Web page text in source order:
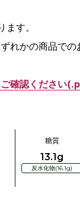
す。
れかの商品で
確認ください
糖質
13.1g
炭水化物(16.1g)